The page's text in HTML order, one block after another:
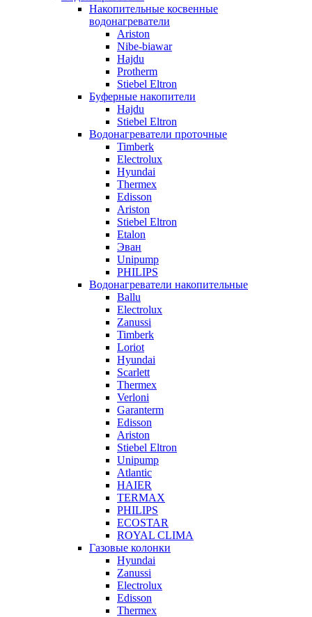
Накопительные косвенные
водонагреватели
Ariston
Nibe-biawar
Hajdu
Protherm
Stiebel Eltron
Буферные накопители
Hajdu
Stiebel Eltron
Водонагреватели проточные
Timberk
Electrolux
Hyundai
Thermex
Edisson
Ariston
Stiebel Eltron
Etalon
Эван
Unipump
PHILIPS
Водонагреватели накопительные
Ballu
Electrolux
Zanussi
Timberk
Loriot
Hyundai
Scarlett
Thermex
Verloni
Garanterm
Edisson
Ariston
Stiebel Eltron
Unipump
Atlantic
HAIER
TERMAX
PHILIPS
ECOSTAR
ROYAL CLIMA
Газовые колонки
Hyundai
Zanussi
Electrolux
Edisson
Thermex